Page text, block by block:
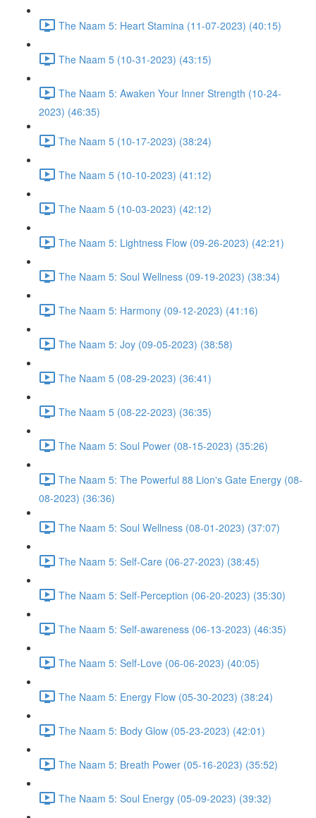
The Naam 5: Heart Stamina (11-07-2023) (40:15)
The Naam 5 (10-31-2023) (43:15)
The Naam 5: Awaken Your Inner Strength (10-24-
2023) (46:35)
The Naam 5 (10-17-2023) (38:24)
The Naam 5 (10-10-2023) (41:12)
The Naam 5 (10-03-2023) (42:12)
The Naam 5: Lightness Flow (09-26-2023) (42:21)
The Naam 5: Soul Wellness (09-19-2023) (38:34)
The Naam 5: Harmony (09-12-2023) (41:16)
The Naam 5: Joy (09-05-2023) (38:58)
The Naam 5 (08-29-2023) (36:41)
The Naam 5 (08-22-2023) (36:35)
The Naam 5: Soul Power (08-15-2023) (35:26)
The Naam 5: The Powerful 88 Lion's Gate Energy (08-
08-2023) (36:36)
The Naam 5: Soul Wellness (08-01-2023) (37:07)
The Naam 5: Self-Care (06-27-2023) (38:45)
The Naam 5: Self-Perception (06-20-2023) (35:30)
The Naam 5: Self-awareness (06-13-2023) (46:35)
The Naam 5: Self-Love (06-06-2023) (40:05)
The Naam 5: Energy Flow (05-30-2023) (38:24)
The Naam 5: Body Glow (05-23-2023) (42:01)
The Naam 5: Breath Power (05-16-2023) (35:52)
The Naam 5: Soul Energy (05-09-2023) (39:32)